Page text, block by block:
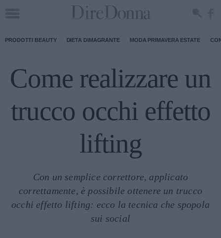
PRODOTTI BEAUTY DIETA DIMAGRANTE MODA PRIMAVERA ESTATE
Come realizzare un
trucco occhi effetto
lifting
Con un semplice correttore, applicato
correttamente, è possibile ottenere un trucco
occhi effetto lifting: ecco la tecnica che spopola
sui social